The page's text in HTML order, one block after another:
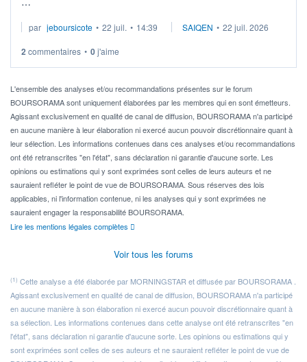
via un ETF plutôt que des actions individuelles.
Idéalement, je voudrais qu'il soit éligible au PEA.
Pour l' ...
par jeboursicote • 22 juil. • 14:39 SAIQEN • 22 juil. 2026
2 commentaires • 0j'aime
L'ensemble des analyses et/ou recommandations présentes sur le forum
BOURSORAMA sont uniquement élaborées par les membres qui en sont émetteurs.
Agissant exclusivement en qualité de canal de diffusion, BOURSORAMA n'a participé
en aucune manière à leur élaboration ni exercé aucun pouvoir discrétionnaire quant à
leur sélection. Les informations contenues dans ces analyses et/ou recommandations
ont été retranscrites "en l'état", sans déclaration ni garantie d'aucune sorte. Les
opinions ou estimations qui y sont exprimées sont celles de leurs auteurs et ne
sauraient refléter le point de vue de BOURSORAMA. Sous réserves des lois
applicables, ni l'information contenue, ni les analyses qui y sont exprimées ne
sauraient engager la responsabilité BOURSORAMA.
Lire les mentions légales complètes
Voir tous les forums
(1) Cette analyse a été élaborée par MORNINGSTAR et diffusée par BOURSORAMA .
Agissant exclusivement en qualité de canal de diffusion, BOURSORAMA n'a participé
en aucune manière à son élaboration ni exercé aucun pouvoir discrétionnaire quant à
sa sélection. Les informations contenues dans cette analyse ont été retranscrites "en
l'état", sans déclaration ni garantie d'aucune sorte. Les opinions ou estimations qui y
sont exprimées sont celles de ses auteurs et ne sauraient refléter le point de vue de